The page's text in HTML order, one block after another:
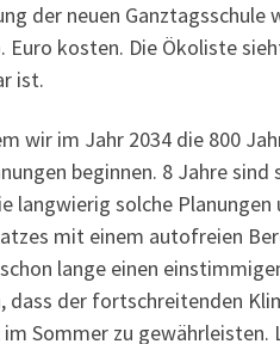
der neuen
Euro kosten. Die Ökoliste
ist.
wir im Jahr 2034 die 800
beginnen. 8 Jahre
langwierig solche
mit einem autofreien
lange einen
dass der fortschreitenden
im Sommer zu